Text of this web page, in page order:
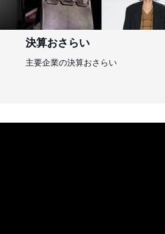
決算おさらい
主要企業の決算おさらい